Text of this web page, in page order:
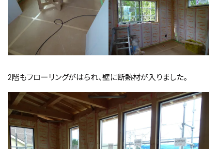
2階もフローリングがはられ、壁に断熱材が入りました。